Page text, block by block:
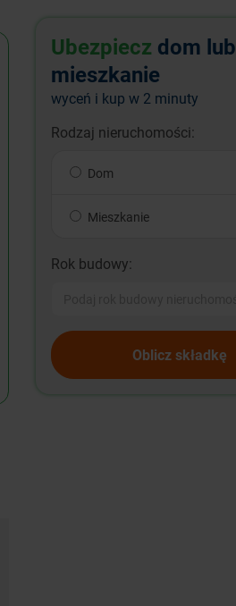
Ubezpiecz dom lub
mieszkanie
wyceń i kup w 2 minuty
Rodzaj nieruchomości:
Dom
Mieszkanie
Rok budowy:
Oblicz składkę